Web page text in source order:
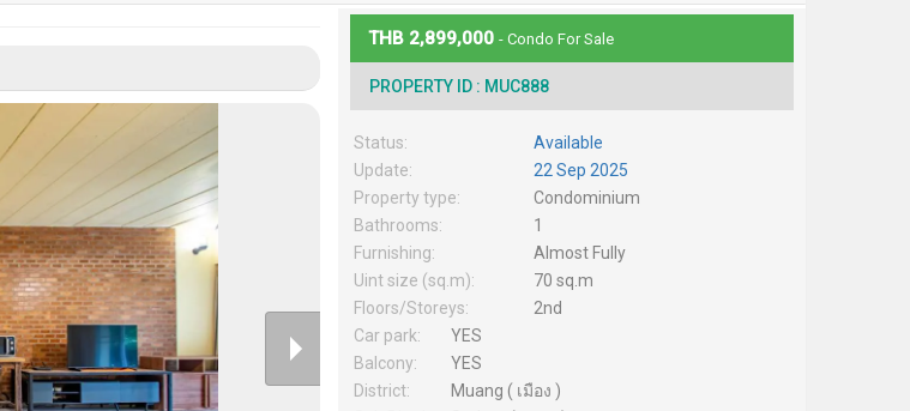
THB 2,899,000 - Condo For Sale
PROPERTY ID : MUC888
Status:
Available
Update:
22 Sep 2025
Property type:
Condominium
Bathrooms:
1
Furnishing:
Almost Fully
Uint size (sq.m):
70 sq.m
Floors/Storeys:
2nd
Car park:
YES
Balcony:
YES
District:
Muang ( เมือง )